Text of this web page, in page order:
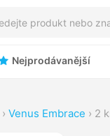
Nejprodávanější
› Venus Embrace › 2